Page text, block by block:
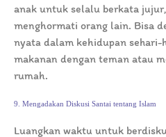
anak untuk selalu berkata
menghormati orang lain. Bisa
nyata dalam kehidupan sehari-
makanan dengan teman atau
rumah.
9. Mengadakan Diskusi Santai tentang Islam
Luangkan waktu untuk